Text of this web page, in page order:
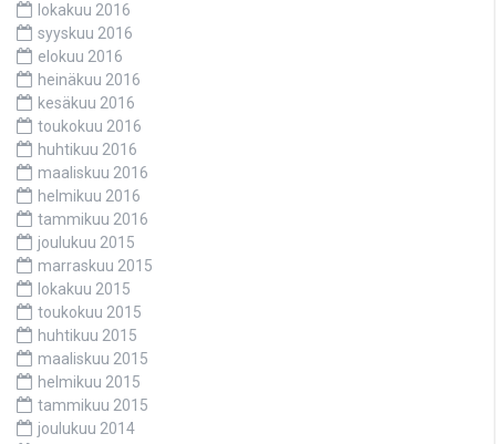
lokakuu 2016
syyskuu 2016
elokuu 2016
heinäkuu 2016
kesäkuu 2016
toukokuu 2016
huhtikuu 2016
maaliskuu 2016
helmikuu 2016
tammikuu 2016
joulukuu 2015
marraskuu 2015
lokakuu 2015
toukokuu 2015
huhtikuu 2015
maaliskuu 2015
helmikuu 2015
tammikuu 2015
joulukuu 2014